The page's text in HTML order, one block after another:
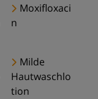
Moxifloxaci
n
Milde
Hautwaschlo
tion